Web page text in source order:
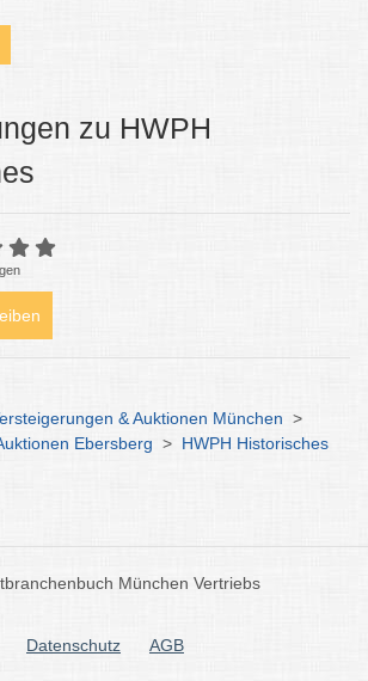
zu HWPH
& Auktionen München >
Ebersberg > HWPH Historisches
München Vertriebs
Datenschutz
AGB